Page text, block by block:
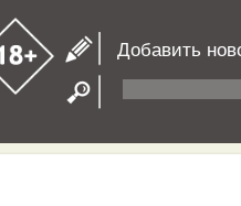
Добавить